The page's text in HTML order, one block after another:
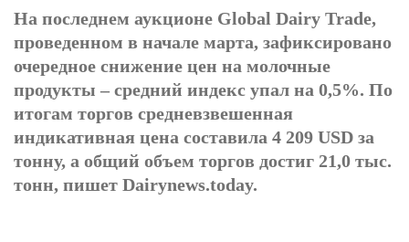
На последнем аукционе Global Dairy Trade,
проведенном в начале марта, зафиксировано
очередное снижение цен на молочные
продукты – средний индекс упал на 0,5%. По
итогам торгов средневзвешенная
индикативная цена составила 4 209 USD за
тонну, а общий объем торгов достиг 21,0 тыс.
тонн, пишет Dairynews.today.